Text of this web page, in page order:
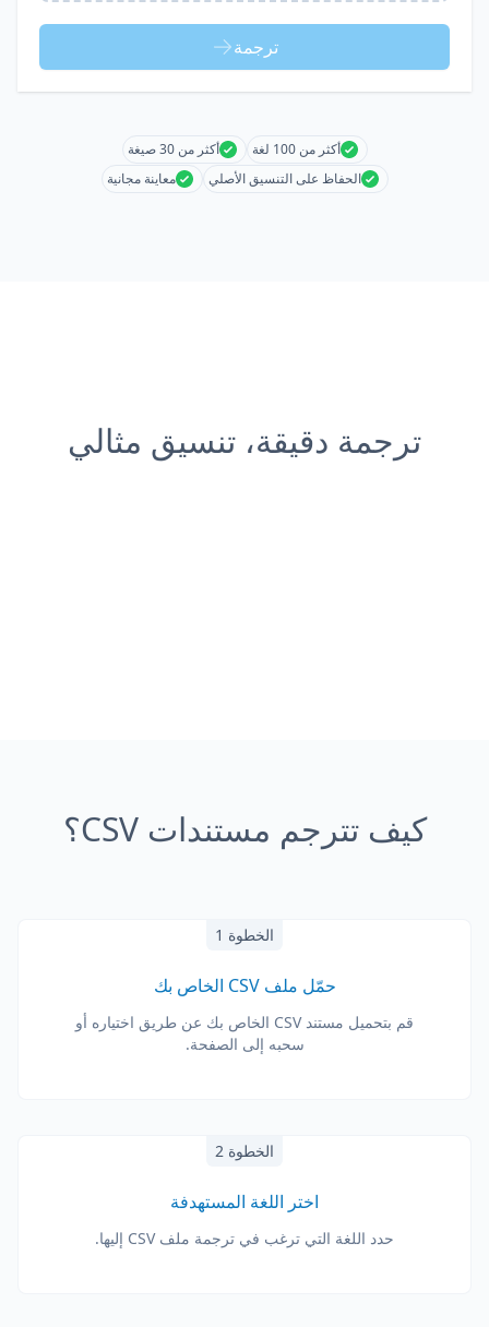
ترجمة
أكثر من 100 لغة
أكثر من 30 صيغة
الحفاظ على التنسيق الأصلي
معاينة مجانية
ترجمة دقيقة، تنسيق مثالي
كيف تترجم مستندات CSV؟
الخطوة 1
حمّل ملف CSV الخاص بك
قم بتحميل مستند CSV الخاص بك عن طريق اختياره أو
سحبه إلى الصفحة.
الخطوة 2
اختر اللغة المستهدفة
حدد اللغة التي ترغب في ترجمة ملف CSV إليها.